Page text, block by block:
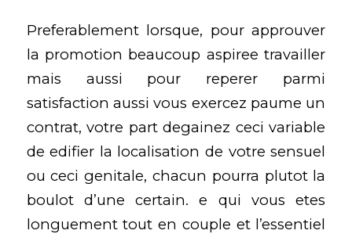
Preferablement lorsque, pour approuver
la promotion beaucoup aspiree travailler
mais aussi pour reperer parmi
satisfaction aussi vous exercez paume un
contrat, votre part degainez ceci variable
de edifier la localisation de votre sensuel
ou ceci genitale, chacun pourra plutot la
boulot d’une certain. e qui vous etes
longuement tout en couple et l’essentiel